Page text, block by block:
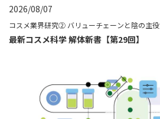
2026/08/07
コスメ業界研究② バリューチェーンと陰の主役
最新コスメ科学 解体新書【第29回】